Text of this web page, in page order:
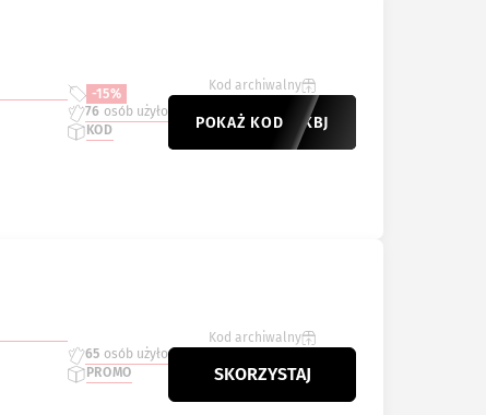
-15%
76 osób użyło
KOD
Kod archiwalny
POKAŻ KODBLACKBJ
65 osób użyło
PROMO
Kod archiwalny
SKORZYSTAJ